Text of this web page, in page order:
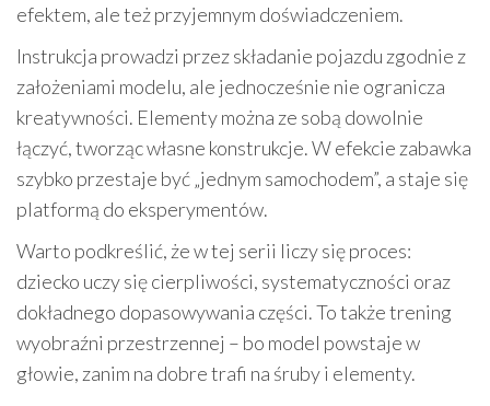
efektem, ale też przyjemnym doświadczeniem.
Instrukcja prowadzi przez składanie pojazdu zgodnie z
założeniami modelu, ale jednocześnie nie ogranicza
kreatywności. Elementy można ze sobą dowolnie
łączyć, tworząc własne konstrukcje. W efekcie zabawka
szybko przestaje być „jednym samochodem”, a staje się
platformą do eksperymentów.
Warto podkreślić, że w tej serii liczy się proces:
dziecko uczy się cierpliwości, systematyczności oraz
dokładnego dopasowywania części. To także trening
wyobraźni przestrzennej – bo model powstaje w
głowie, zanim na dobre trafi na śruby i elementy.